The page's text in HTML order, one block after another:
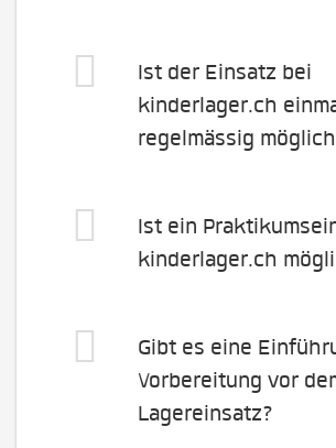
Ist der Einsatz bei
kinderlager.ch
regelmässig
Ist ein
kinderlager.ch
Gibt es eine
Vorbereitung vor
Lagereinsatz?